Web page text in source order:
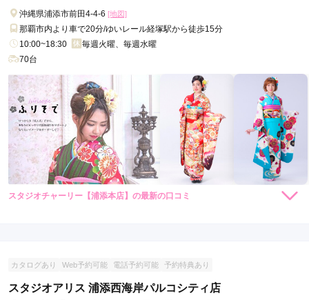
沖縄県浦添市前田4-4-6 [地図]
那覇市内より車で20分/ゆいレール経塚駅から徒歩15分
10:00~18:30
毎週火曜、毎週水曜
70台
スタジオチャーリー【浦添本店】の最新の口コミ
カタログあり Web予約可能 電話予約可能 予約特典あり
スタジオアリス 浦添西海岸パルコシティ店